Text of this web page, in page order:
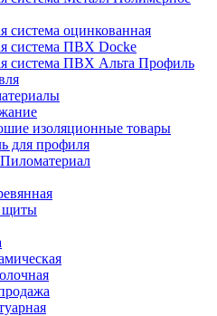
система оцинкованная
система ПВХ Docke
система ПВХ Альта Профиль
изоляционные товары
для профиля
Пиломатериал
щиты